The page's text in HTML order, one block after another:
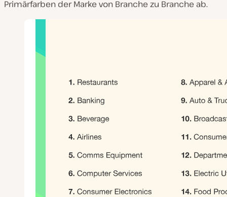
Primärfarben der Marke von Branche zu Branche ab.